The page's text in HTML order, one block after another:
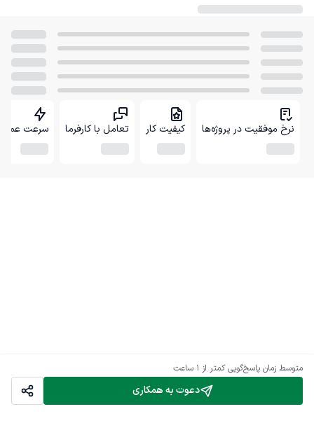
دعوت به همکاری
متوسط زمان پاسخ‌گویی کمتر از 1 ساعت
نرخ موفقیت در پروژه‌ها کیفیت کار تعامل با کارفرما سرعت عمل